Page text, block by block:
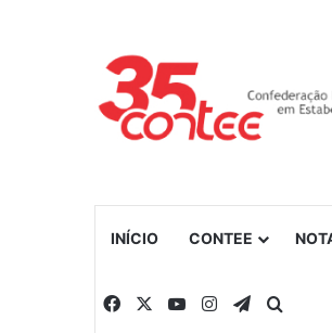
INÍCIO CONTEE
Facebook YouTubeInstagramTelegram